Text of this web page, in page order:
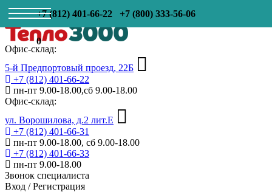
+7 (812) 401-66-22 +7 (800) 333-56-06
0
Офис-склад:
5-й Предпортовый проезд, 22Б
+7 (812) 401-66-22
пн-пт 9.00-18.00,сб 9.00-18.00
Офис-склад:
ул. Ворошилова, д.2 лит.Е
+7 (812) 401-66-31
пн-пт 9.00-18.00, сб 9.00-18.00
+7 (812) 401-66-33
пн-пт 9.00-18.00
Звонок специалиста
Вход /Регистрация